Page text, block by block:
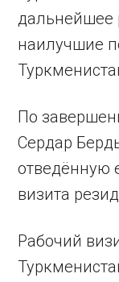
дальнейшее
наилучшие
По
Сердар
отведённую
визита
Рабочий